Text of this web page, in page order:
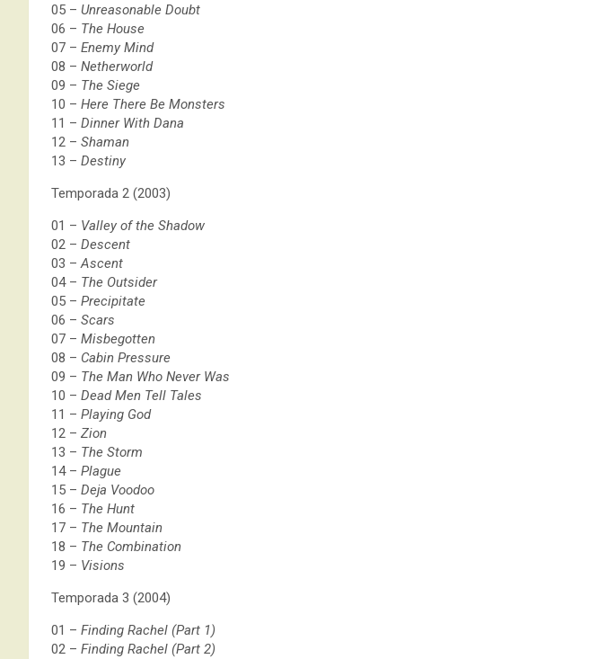
05 – Unreasonable Doubt
06 – The House
07 – Enemy Mind
08 – Netherworld
09 – The Siege
10 – Here There Be Monsters
11 – Dinner With Dana
12 – Shaman
13 – Destiny
Temporada 2 (2003)
01 – Valley of the Shadow
02 – Descent
03 –Ascent
04 – The Outsider
05 – Precipitate
06 – Scars
07 – Misbegotten
08 – Cabin Pressure
09 – The Man Who Never Was
10 – Dead Men Tell Tales
11 – Playing God
12 – Zion
13 – The Storm
14 – Plague
15 – Deja Voodoo
16 – The Hunt
17 – The Mountain
18 – The Combination
19 – Visions
Temporada 3 (2004)
01 – Finding Rachel (Part 1)
02 – Finding Rachel (Part 2)